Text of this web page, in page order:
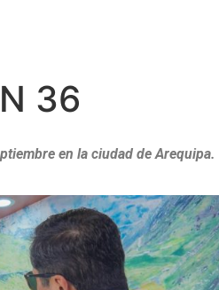
36
en la ciudad de Arequipa.